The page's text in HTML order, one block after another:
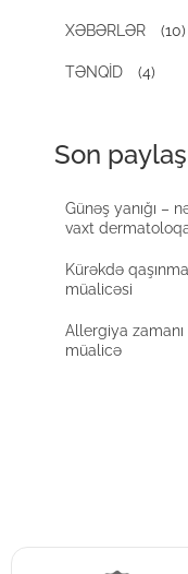
XƏBƏRLƏR (10)
TƏNQİD (4)
Son
Günəş yanığı –
vaxt
Kürəkdə
müalicəsi
Allergiya
müalicə